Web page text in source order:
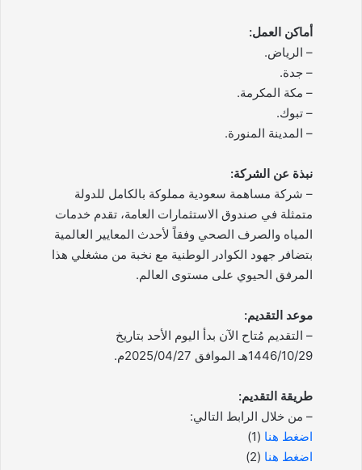
أماكن العمل:
– الرياض.
– جدة.
– مكة المكرمة.
– تبوك.
– المدينة المنورة.
نبذة عن الشركة:
– شركة مساهمة سعودية مملوكة بالكامل للدولة
متمثلة في صندوق الاستثمارات العامة، تقدم خدمات
المياه والصرف الصحي وفقاً لأحدث المعايير العالمية
بتضافر جهود الكوادر الوطنية مع نخبة من مشغلي هذا
المرفق الحيوي على مستوى العالم.
موعد التقديم:
– التقديم مُتاح الآن بدأ اليوم الأحد بتاريخ
1446/10/29هـ الموافق 2025/04/27م.
طريقة التقديم:
– من خلال الرابط التالي:
اضغط هنا (1)
اضغط هنا (2)